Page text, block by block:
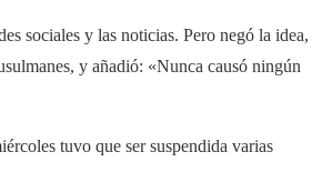
sociales y las noticias. Pero negó la idea,
y añadió: «Nunca causó ningún
tuvo que ser suspendida varias